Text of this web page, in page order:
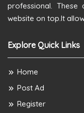
professional.
website on top.It
Explore Quick Links
Home
Post Ad
Register